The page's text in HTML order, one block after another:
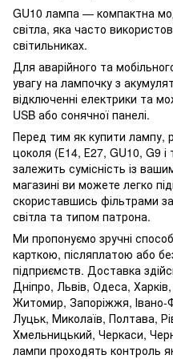
GU10 лампа — компактна
світла, яка часто
світильниках.
Для аварійного та
увагу на лампочку з
відключенні електрики та
USB або сонячної панелі.
Перед тим як купити лампу,
цоколя (Е14, Е27, GU10, G9
залежить сумісність із
магазині ви можете легко
скориставшись фільтрами
світла та типом патрона.
Ми пропонуємо зручні
карткою, післяплатою або
підприємств. Доставка
Дніпро, Львів, Одеса,
Житомир, Запоріжжя, Івано-
Луцьк, Миколаїв, Полтава,
Хмельницький, Черкаси,
лампи проходять контроль